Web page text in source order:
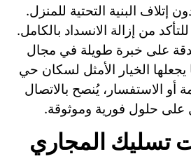
إتلاف البنية التحتية للمنزل.
للتأكد من إزالة الانسداد بالكامل.
على خبرة طويلة في مجال
الخيار الأمثل لسكان حي
أو الاستفسار، يُنصح بالاتصال
حلول فورية وموثوقة.
تسليك المجاري